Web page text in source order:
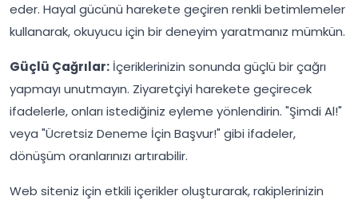
eder. Hayal gücünü harekete geçiren renkli betimlemeler
kullanarak, okuyucu için bir deneyim yaratmanız mümkün.
Güçlü Çağrılar: İçeriklerinizin sonunda güçlü bir çağrı
yapmayı unutmayın. Ziyaretçiyi harekete geçirecek
ifadelerle, onları istediğiniz eyleme yönlendirin. "Şimdi Al!"
veya "Ücretsiz Deneme İçin Başvur!" gibi ifadeler,
dönüşüm oranlarınızı artırabilir.
Web siteniz için etkili içerikler oluşturarak, rakiplerinizin